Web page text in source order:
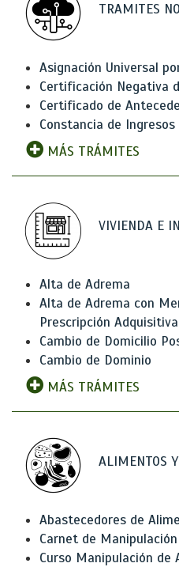
TRAMITES
Asignación Universal
Certificación Negativa
Certificado de
Constancia de
MÁS TRÁMITES
VIVIENDA E
Alta de Adrema
Alta de Adrema con
Prescripción Adquisitiva
Cambio de Domicilio
Cambio de Dominio
MÁS TRÁMITES
ALIMENTOS
Abastecedores de
Carnet de
Curso Manipulación de